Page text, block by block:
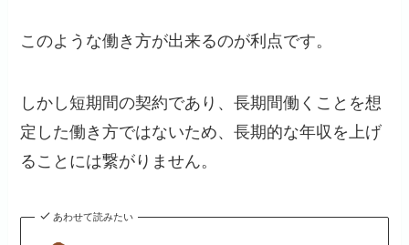
このような働き方が出来るのが利点です。
しかし短期間の契約であり、長期間働くことを想
定した働き方ではないため、長期的な年収を上げ
ることには繋がりません。
あわせて読みたい